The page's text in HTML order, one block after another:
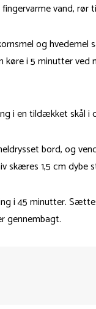
vand, rør
og hvedemel
køre i 5 minutter ved
i en tildækket skål i
bord, og
skæres 1,5 cm
i 45 minutter.
gennembagt.